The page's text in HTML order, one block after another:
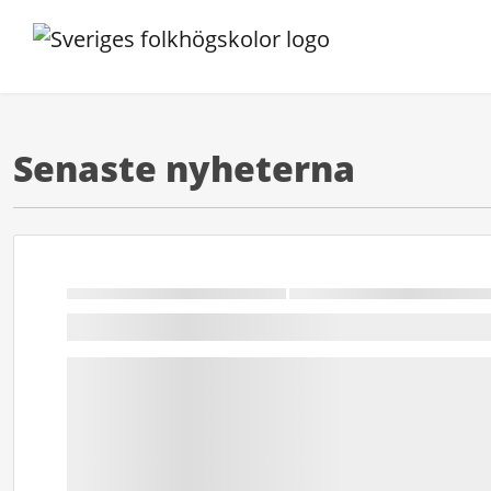
Senaste nyheterna